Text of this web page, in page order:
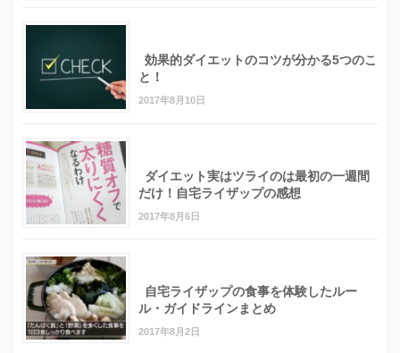
効果的ダイエットのコツが分かる5つのこ
と！
2017年8月10日
ダイエット実はツライのは最初の一週間
だけ！自宅ライザップの感想
2017年8月6日
自宅ライザップの食事を体験したルー
ル・ガイドラインまとめ
2017年8月2日